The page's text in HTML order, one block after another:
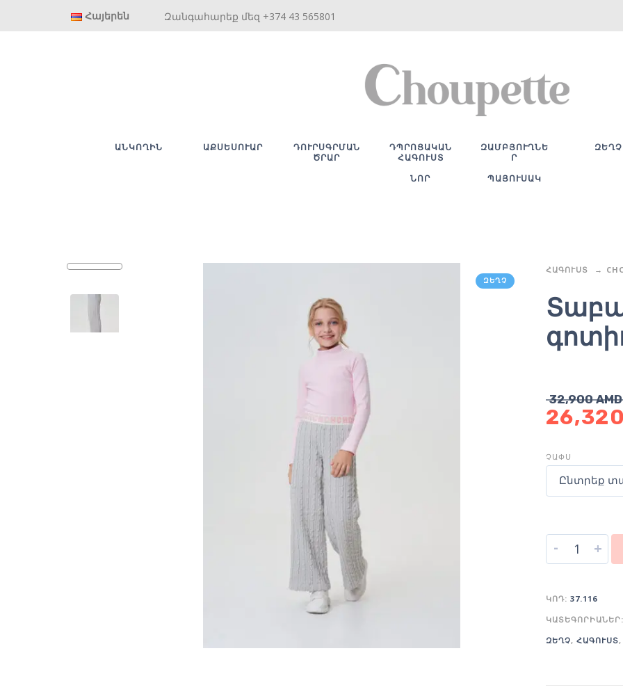
Հայերեն Զանգահարեք մեզ +374 43 565801
ԱՆԿՈՂԻՆ ԱՔՍԵՍՈՒԱՐ
ԴՈՒՐՍԳՐՄԱՆ
ԾՐԱՐ
ԴՊՐՈՑԱԿԱՆ
ՀԱԳՈՒՍՏ
ԶԱՄԲՅՈՒՂՆԵ
Ր
ԶԵՂՉ
ՆՈՐ ՊԱՅՈՒՍԱԿ
ԶԵՂՉ
ՀԱԳՈՒՍՏ
32,900AMD
ՉԱՓՍ
Ընտրեք
- +
ԿՈԴ: 37.116
ԿԱՏԵԳՈՐԻԱՆԵՐ:
ԶԵՂՉ, ՀԱԳՈՒՍՏ,